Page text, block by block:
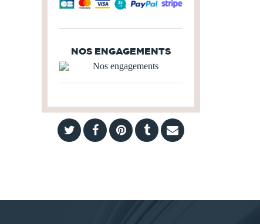
NOS ENGAGEMENTS